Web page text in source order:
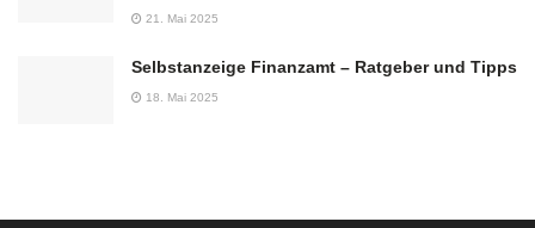
21. Mai 2025
Selbstanzeige Finanzamt – Ratgeber und Tipps
18. Mai 2025